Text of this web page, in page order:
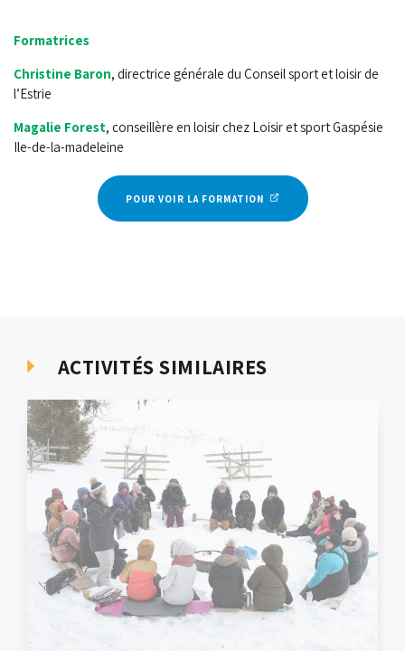
Formatrices
Christine Baron, directrice générale du Conseil sport et loisir de
l’Estrie
Magalie Forest, conseillère en loisir chez Loisir et sport Gaspésie
Ile-de-la-madeleine
POUR VOIR LA FORMATION
ACTIVITÉS SIMILAIRES